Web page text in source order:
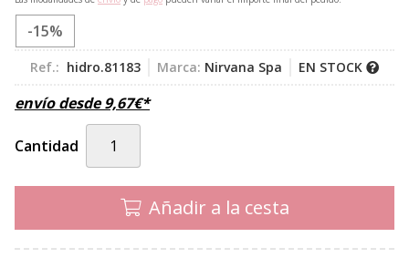
-15%
Ref.: hidro.81183 Marca: Nirvana Spa EN STOCK
envío desde9,67€*
Cantidad
Añadir a la cesta